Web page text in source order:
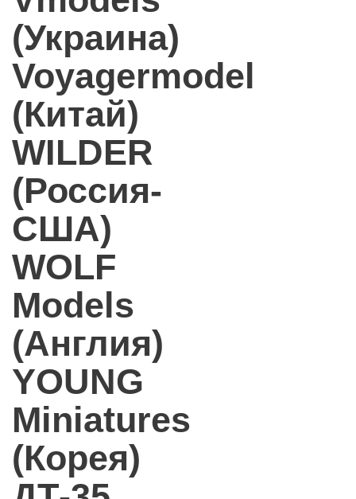
(Украина)
Voyagermodel
(Китай)
WILDER
(Россия-
США)
WOLF
Models
(Англия)
YOUNG
Miniatures
(Корея)